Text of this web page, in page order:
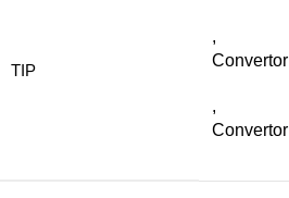
TIP
,
Convertor
,
Convertor